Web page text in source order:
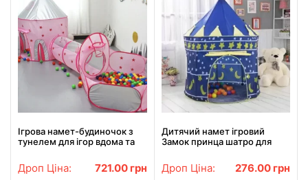
Ігрова намет-будиночок з
тунелем для ігор вдома та
Дроп Ціна: 721.00 грн
Дитячий намет ігровий
Замок принца шатро для
Дроп Ціна: 276.00 грн